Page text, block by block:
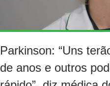
Parkinson: “Uns
de anos e outros